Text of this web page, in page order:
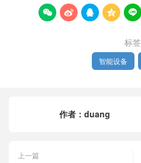
    
标签
智能设备
作者： duang
上一篇